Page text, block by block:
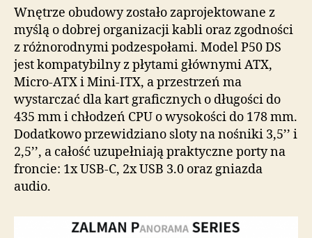
Wnętrze obudowy zostało zaprojektowane z
myślą o dobrej organizacji kabli oraz zgodności
z różnorodnymi podzespołami. Model P50 DS
jest kompatybilny z płytami głównymi ATX,
Micro-ATX i Mini-ITX, a przestrzeń ma
wystarczać dla kart graficznych o długości do
435 mm i chłodzeń CPU o wysokości do 178 mm.
Dodatkowo przewidziano sloty na nośniki 3,5’’ i
2,5’’, a całość uzupełniają praktyczne porty na
froncie: 1x USB-C, 2x USB 3.0 oraz gniazda
audio.